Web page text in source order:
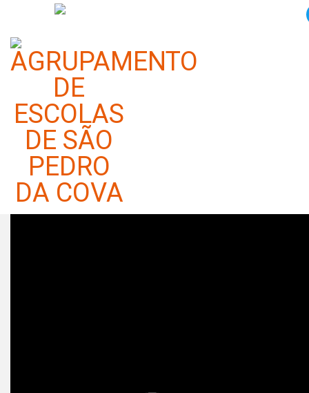
Missão Pijama: EB1 Belo
Horizonte
Categoria: Notícias Publicado em 02 dezembro 2025